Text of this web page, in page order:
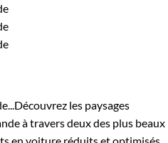
les paysages
à travers deux des plus beaux